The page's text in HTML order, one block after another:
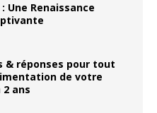
Une Renaissance
& réponses pour tout
de votre
ans